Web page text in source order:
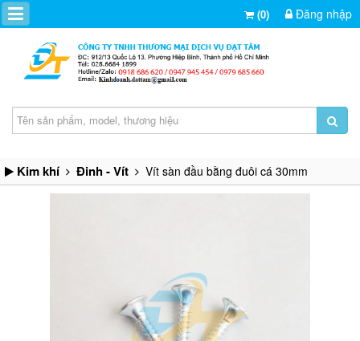
(0) Đăng nhập
Kim khí Đinh - Vít Vít sàn đầu bằng đuôi cá 30mm